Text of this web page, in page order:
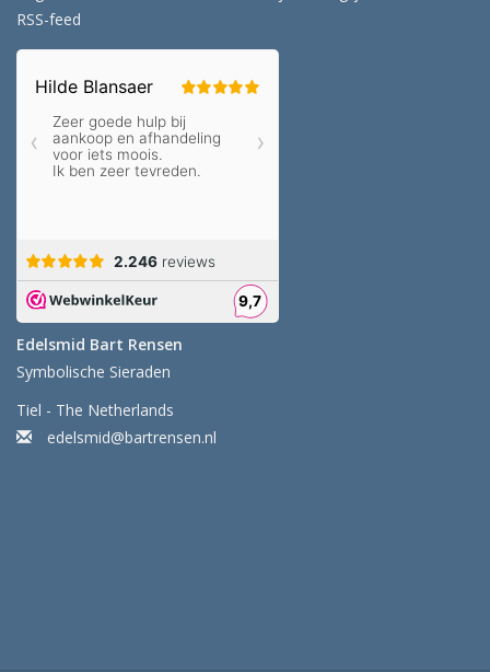
RSS-feed
Edelsmid Bart Rensen
Symbolische Sieraden
Tiel - The Netherlands
edelsmid@bartrensen.nl